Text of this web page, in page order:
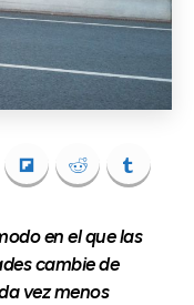
en el que las
cambie de
vez menos